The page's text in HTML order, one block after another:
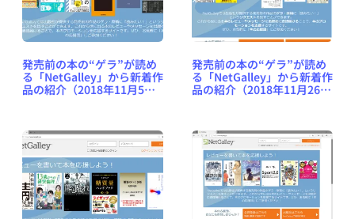
発売前の本の“ゲラ”が読め
る「NetGalley」から新着作
品の紹介（2018年11月5日
発売前の本の“ゲラ”が読め
る「NetGalley」から新着作
品の紹介（2018年11月26日